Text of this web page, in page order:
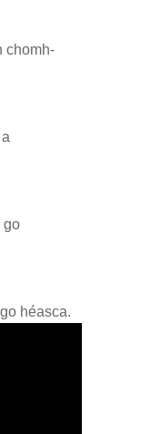
chomh-
go
héasca.